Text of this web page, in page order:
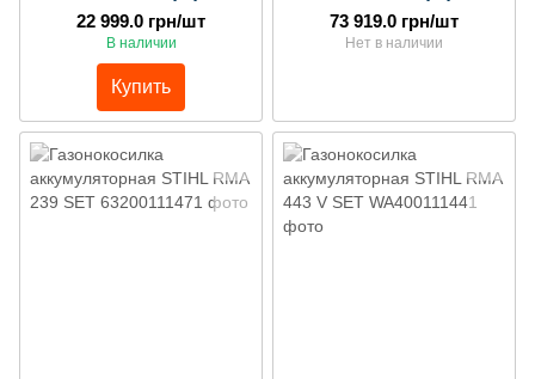
22 999.0 грн/шт
В наличии
Купить
73 919.0 грн/шт
Нет в наличии